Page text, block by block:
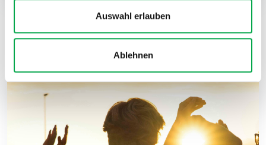
Auswahl erlauben
Ablehnen
1 2 3 4 5 6 Nächste
Veranstaltungen